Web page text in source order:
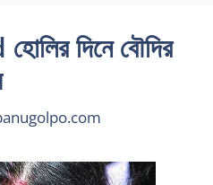
দিনে বৌদির